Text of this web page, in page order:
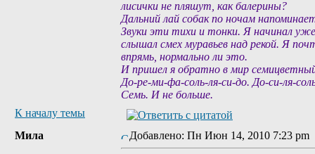
лисички не пляшут, как балерины?
Дальний лай собак по ночам
Звуки эти тихи и тонки. Я начинал
слышал смех муравьев над рекой. Я
впрямь, нормально ли это.
И пришел я обратно в мир
До-ре-ми-фа-соль-ля-си-до. До-си-ля-
Семь. И не больше.
К началу темы
Мила
Добавлено: Пн Июн 14, 2010 7:23